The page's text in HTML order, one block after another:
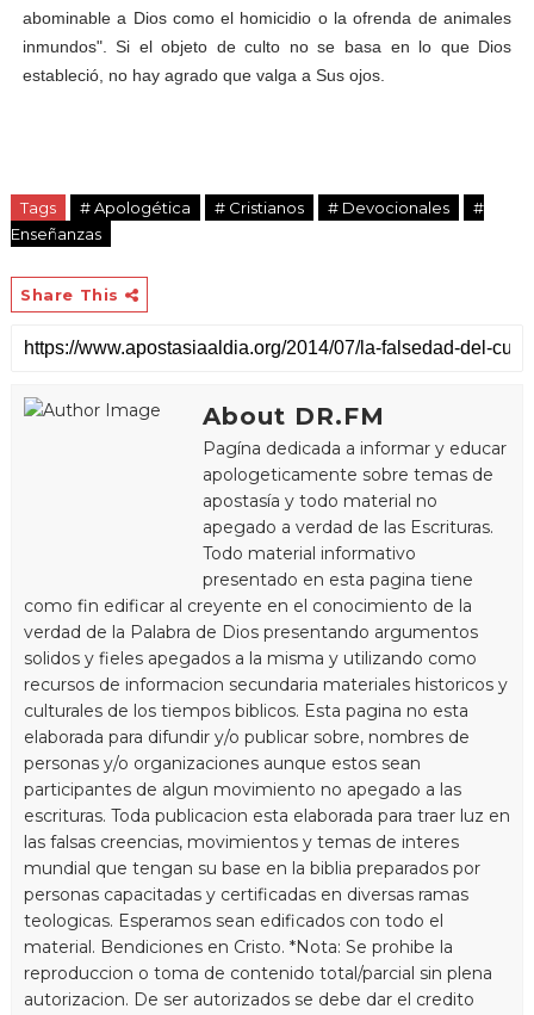
abominable a Dios como el homicidio o la ofrenda de animales
inmundos". Si el objeto de culto no se basa en lo que Dios
estableció, no hay agrado que valga a Sus ojos.
Tags # Apologética # Cristianos # Devocionales
#
Enseñanzas
Share This
About DR.FM
Pagína dedicada a informar y educar
apologeticamente sobre temas de
apostasía y todo material no
apegado a verdad de las Escrituras.
Todo material informativo
presentado en esta pagina tiene
como fin edificar al creyente en el conocimiento de la
verdad de la Palabra de Dios presentando argumentos
solidos y fieles apegados a la misma y utilizando como
recursos de informacion secundaria materiales historicos y
culturales de los tiempos biblicos. Esta pagina no esta
elaborada para difundir y/o publicar sobre, nombres de
personas y/o organizaciones aunque estos sean
participantes de algun movimiento no apegado a las
escrituras. Toda publicacion esta elaborada para traer luz en
las falsas creencias, movimientos y temas de interes
mundial que tengan su base en la biblia preparados por
personas capacitadas y certificadas en diversas ramas
teologicas. Esperamos sean edificados con todo el
material. Bendiciones en Cristo. *Nota: Se prohibe la
reproduccion o toma de contenido total/parcial sin plena
autorizacion. De ser autorizados se debe dar el credito